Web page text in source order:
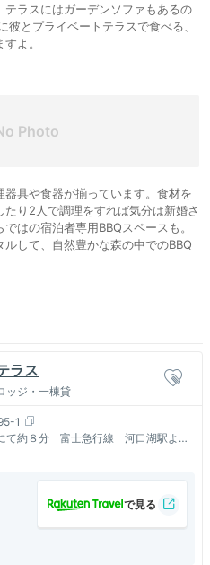
ラスにはガーデンソファもあるの
とプライベートテラスで食べる、
よ。
具や食器が揃っています。食材を
り2人で調理をすれば気分は新婚さ
はの宿泊者専用BBQスペースも。
して、自然豊かな森の中でのBBQ
ラス
ッジ・一棟貸
1
て約８分 富士急行線 河口湖駅より